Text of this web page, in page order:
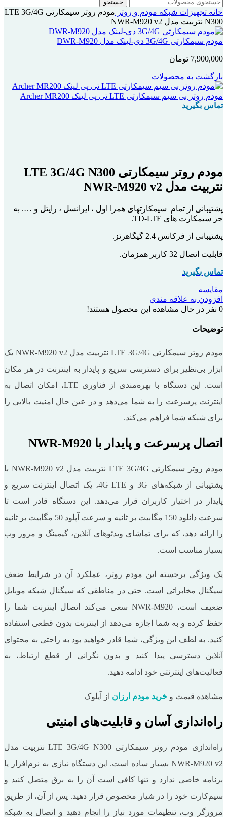
جستجو
خانه تجهیزات شبکه مودم و روتر
مودم روتر سیمکارتی LTE 3G/4G
N300 نتربیت مدل NWR-M920 v2
مودم سیمکارتی 3G/4G دی-لینک مدل DWR-M920
7,900,000 تومان
بازگشت به محصولات
مودم روتر بی سیم سیمکارتی LTE تی پی لینک Archer MR200
تماس بگیرید
مودم روتر سیمکارتی LTE 3G/4G N300
نتربیت مدل NWR-M920 v2
پشتیبانی از تمام سیمکارتهای همرا اول ، ایرانسل ، رایتل و …. به
جز سیمکارت های TD-LTE.
پشتیبانی از فرکانس 2.4 گیگاهرتز.
قابلیت اتصال 32 کاربر همزمان.
تماس بگیرید
مقایسه
افزودن به علاقه مندی
0 نفر در حال مشاهده این محصول هستند!
توضیحات
مودم روتر سیمکارتی LTE 3G/4G نتربیت مدل NWR-M920 v2 یک
ابزار بی‌نظیر برای دسترسی سریع و پایدار به اینترنت در هر مکان
است. این دستگاه با بهره‌مندی از فناوری LTE، امکان اتصال به
اینترنت پرسرعت را به شما می‌دهد و در عین حال امنیت بالایی را
برای شبکه شما فراهم می‌کند.
اتصال پرسرعت و پایدار با NWR-M920
مودم روتر سیمکارتی LTE 3G/4G نتربیت مدل NWR-M920 v2 با
پشتیبانی از شبکه‌های 3G و 4G LTE، یک اتصال اینترنت سریع و
پایدار در اختیار کاربران قرار می‌دهد. این دستگاه قادر است تا
سرعت دانلود 150 مگابیت بر ثانیه و سرعت آپلود 50 مگابیت بر ثانیه
را ارائه دهد، که برای تماشای ویدئوهای آنلاین، گیمینگ و مرور وب
بسیار مناسب است.
یک ویژگی برجسته این مودم روتر، عملکرد آن در شرایط ضعف
سیگنال مخابراتی است. حتی در مناطقی که سیگنال شبکه موبایل
ضعیف است، NWR-M920 سعی می‌کند اتصال اینترنت شما را
حفظ کرده و به شما اجازه می‌دهد از اینترنت بدون قطعی استفاده
کنید. به لطف این ویژگی، شما قادر خواهید بود به راحتی به محتوای
آنلاین دسترسی پیدا کنید و بدون نگرانی از قطع ارتباط، به
فعالیت‌های اینترنتی خود ادامه دهید.
مشاهده قیمت و خرید مودم ارزان از آیلوک
راه‌اندازی آسان و قابلیت‌های امنیتی
راه‌اندازی مودم روتر سیمکارتی LTE 3G/4G N300 نتربیت مدل
NWR-M920 v2 بسیار ساده است. این دستگاه نیازی به نرم‌افزار یا
برنامه خاصی ندارد و تنها کافی است آن را به برق متصل کنید و
سیم‌کارت خود را در شیار مخصوص قرار دهید. پس از آن، از طریق
مرورگر وب، تنظیمات مورد نیاز را انجام دهید و اتصال به شبکه